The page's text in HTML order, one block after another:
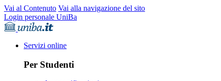
Vai al Contenuto Vai alla navigazione del sito
Login personale UniBa
Servizi online
Per Studenti